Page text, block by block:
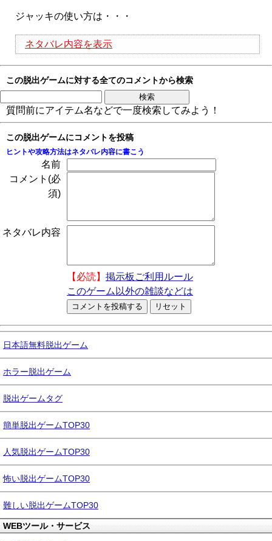
ジャッキの使い方は・・・
ネタバレ内容を表示
この脱出ゲームに対する全てのコメントから検索
質問前にアイテム名などで一度検索してみよう！
この脱出ゲームにコメントを投稿
ヒントや攻略方法はネタバレ内容に書こう
名前
コメント(必
須)
ネタバレ内容
【必読】 掲示板ご利用ルール
このゲーム以外の雑談などは
日本語無料脱出ゲーム
ホラー脱出ゲーム
脱出ゲームタグ
簡単脱出ゲームTOP30
人気脱出ゲームTOP30
怖い脱出ゲームTOP30
難しい脱出ゲームTOP30
WEBツール・サービス